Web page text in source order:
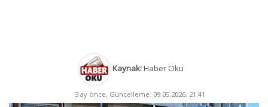
Kaynak:Haber Oku
3 ay önce, Güncelleme: 09.05.2026, 21:41